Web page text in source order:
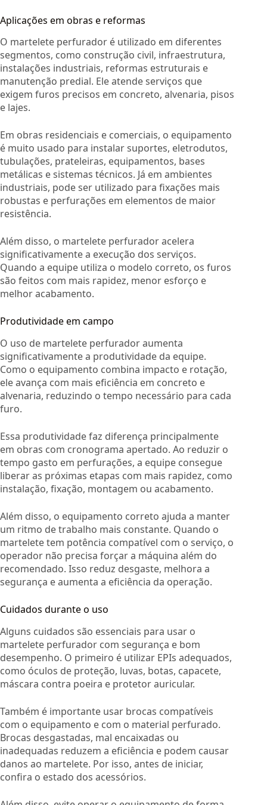
Aplicações em obras e reformas
O martelete perfurador é utilizado em diferentes
segmentos, como construção civil, infraestrutura,
instalações industriais, reformas estruturais e
manutenção predial. Ele atende serviços que
exigem furos precisos em concreto, alvenaria, pisos
e lajes.
Em obras residenciais e comerciais, o equipamento
é muito usado para instalar suportes, eletrodutos,
tubulações, prateleiras, equipamentos, bases
metálicas e sistemas técnicos. Já em ambientes
industriais, pode ser utilizado para fixações mais
robustas e perfurações em elementos de maior
resistência.
Além disso, o martelete perfurador acelera
significativamente a execução dos serviços.
Quando a equipe utiliza o modelo correto, os furos
são feitos com mais rapidez, menor esforço e
melhor acabamento.
Produtividade em campo
O uso de martelete perfurador aumenta
significativamente a produtividade da equipe.
Como o equipamento combina impacto e rotação,
ele avança com mais eficiência em concreto e
alvenaria, reduzindo o tempo necessário para cada
furo.
Essa produtividade faz diferença principalmente
em obras com cronograma apertado. Ao reduzir o
tempo gasto em perfurações, a equipe consegue
liberar as próximas etapas com mais rapidez, como
instalação, fixação, montagem ou acabamento.
Além disso, o equipamento correto ajuda a manter
um ritmo de trabalho mais constante. Quando o
martelete tem potência compatível com o serviço, o
operador não precisa forçar a máquina além do
recomendado. Isso reduz desgaste, melhora a
segurança e aumenta a eficiência da operação.
Cuidados durante o uso
Alguns cuidados são essenciais para usar o
martelete perfurador com segurança e bom
desempenho. O primeiro é utilizar EPIs adequados,
como óculos de proteção, luvas, botas, capacete,
máscara contra poeira e protetor auricular.
Também é importante usar brocas compatíveis
com o equipamento e com o material perfurado.
Brocas desgastadas, mal encaixadas ou
inadequadas reduzem a eficiência e podem causar
danos ao martelete. Por isso, antes de iniciar,
confira o estado dos acessórios.